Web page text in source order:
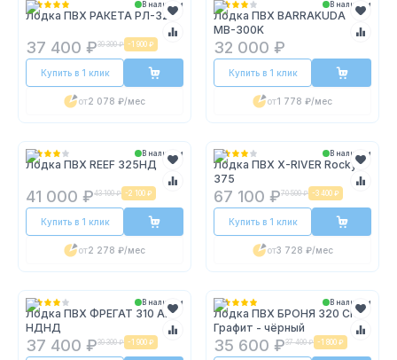
В наличии
Лодка ПВХ РАКЕТА РЛ-320
37 400 ₽39 300 ₽ -1 900 ₽
Купить в 1 клик
от2 078 ₽/мес
В наличии
Лодка ПВХ BARRAKUDA
MВ-300K
32 000 ₽
Купить в 1 клик
от1 778 ₽/мес
В наличии
Лодка ПВХ REEF 325НД
41 000 ₽43 100 ₽ -2 100 ₽
Купить в 1 клик
от2 278 ₽/мес
В наличии
Лодка ПВХ X-RIVER Rocky
375
67 100 ₽70 500 ₽ -3 400 ₽
Купить в 1 клик
от3 728 ₽/мес
В наличии
Лодка ПВХ ФРЕГАТ 310 Air
НДНД
37 400 ₽39 300 ₽ -1 900 ₽
В наличии
Лодка ПВХ БРОНЯ 320 СК
Графит - чёрный
35 600 ₽37 400 ₽ -1 800 ₽